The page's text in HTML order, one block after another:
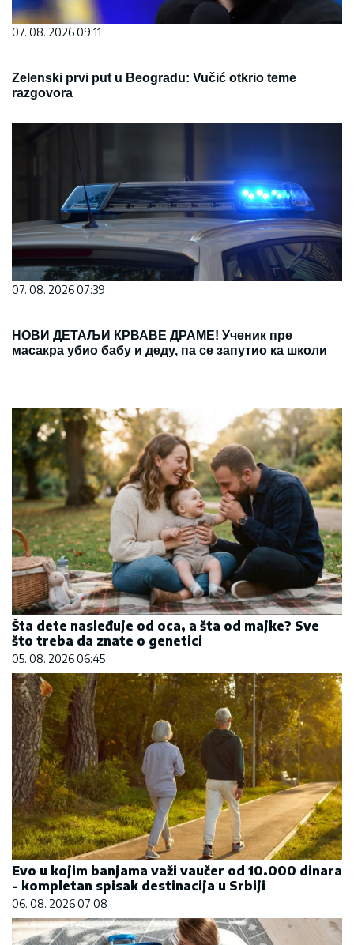
07. 08. 2026 09:11
Zelenski prvi put u Beogradu: Vučić otkrio teme
razgovora
07. 08. 2026 07:39
НОВИ ДЕТАЉИ КРВАВЕ ДРАМЕ! Ученик пре
масакра убио бабу и деду, па се запутио ка школи
Šta dete nasleđuje od oca, a šta od majke? Sve
što treba da znate o genetici
05. 08. 2026 06:45
Evo u kojim banjama važi vaučer od 10.000 dinara
- kompletan spisak destinacija u Srbiji
06. 08. 2026 07:08